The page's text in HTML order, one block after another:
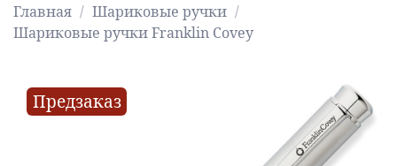
Главная
Шариковые ручки
Шариковые ручки Franklin Covey
Предзаказ